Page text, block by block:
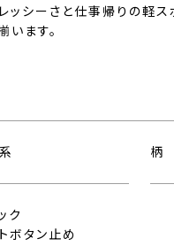
ッシーさと仕事帰りの軽ス
います。
柄
ク
ボタン止め